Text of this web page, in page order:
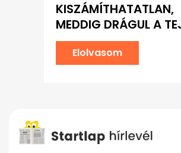
KISZÁMÍTHATATLAN,
MEDDIG DRÁGUL A
Elolvasom